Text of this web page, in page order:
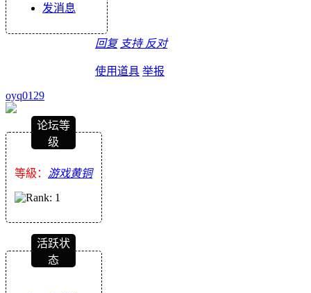
发消息
回复 支持 反对
使用道具 举报
oyq0129
论坛等
级
等級： 游戏黄铜
活跃状
态